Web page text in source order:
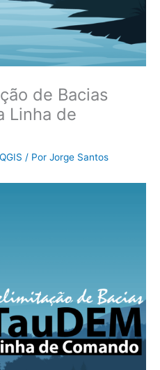
de Bacias
Linha de
QGIS / Por Jorge Santos